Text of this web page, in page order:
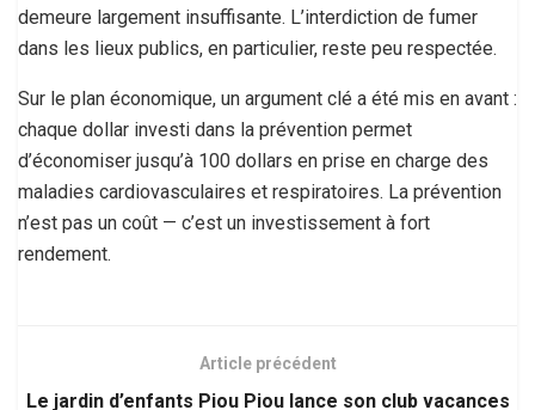
demeure largement insuffisante. L’interdiction de fumer
dans les lieux publics, en particulier, reste peu respectée.
Sur le plan économique, un argument clé a été mis en avant :
chaque dollar investi dans la prévention permet
d’économiser jusqu’à 100 dollars en prise en charge des
maladies cardiovasculaires et respiratoires. La prévention
n’est pas un coût — c’est un investissement à fort
rendement.
Article précédent
Le jardin d’enfants Piou Piou lance son club vacances